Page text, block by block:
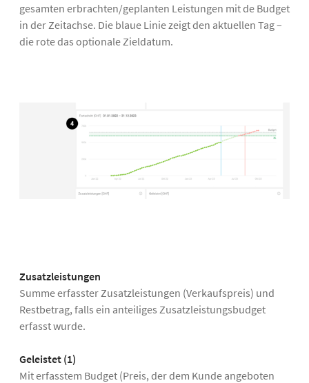
gesamten erbrachten/geplanten Leistungen mit de Budget
in der Zeitachse. Die blaue Linie zeigt den aktuellen Tag –
die rote das optionale Zieldatum.
Zusatzleistungen
Summe erfasster Zusatzleistungen (Verkaufspreis) und
Restbetrag, falls ein anteiliges Zusatzleistungsbudget
erfasst wurde.
Geleistet (1)
Mit erfasstem Budget (Preis, der dem Kunde angeboten